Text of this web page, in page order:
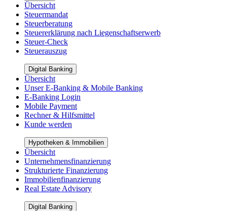
Übersicht
Steuermandat
Steuerberatung
Steuererklärung nach Liegenschaftserwerb
Steuer-Check
Steuerauszug
Digital Banking
Übersicht
Unser E-Banking & Mobile Banking
E-Banking Login
Mobile Payment
Rechner & Hilfsmittel
Kunde werden
Hypotheken & Immobilien
Übersicht
Unternehmensfinanzierung
Strukturierte Finanzierung
Immobilienfinanzierung
Real Estate Advisory
Digital Banking